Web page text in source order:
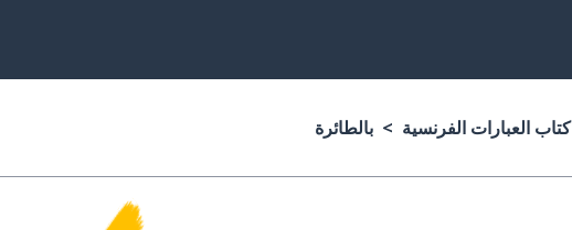
كتاب العبارات الفرنسية بالطائرة